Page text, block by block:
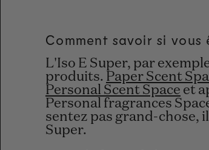
Comment savoir si vous
L'Iso E Super, par
produits. Paper Scent
Personal Scent Space et
Personal fragrances
sentez pas grand-chose,
Super.